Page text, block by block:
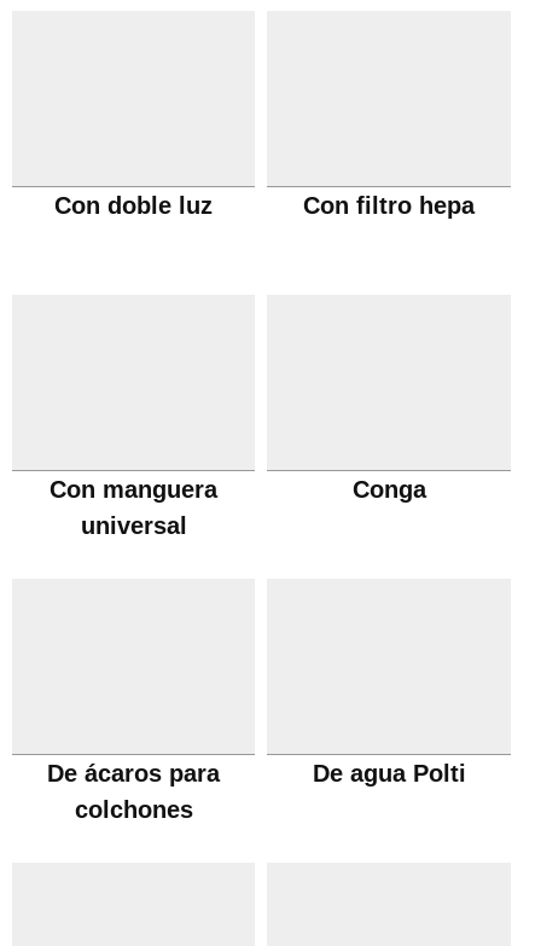
Con doble luz Con filtro hepa
Con manguera
universal
Conga
De ácaros para
colchones
De agua Polti